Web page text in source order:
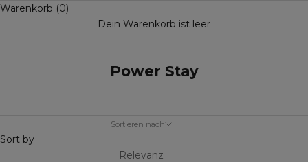
Warenkorb (0)
Dein Warenkorb ist leer
Power Stay
Sortieren nach
Sort by
Relevanz